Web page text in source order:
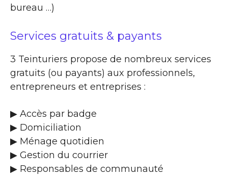
bureau …)
Services gratuits & payants
3 Teinturiers propose de nombreux services
gratuits (ou payants) aux professionnels,
entrepreneurs et entreprises :
▶​ Accès par badge
▶​ Domiciliation
▶​ Ménage quotidien
▶​ Gestion du courrier
▶​ Responsables de communauté